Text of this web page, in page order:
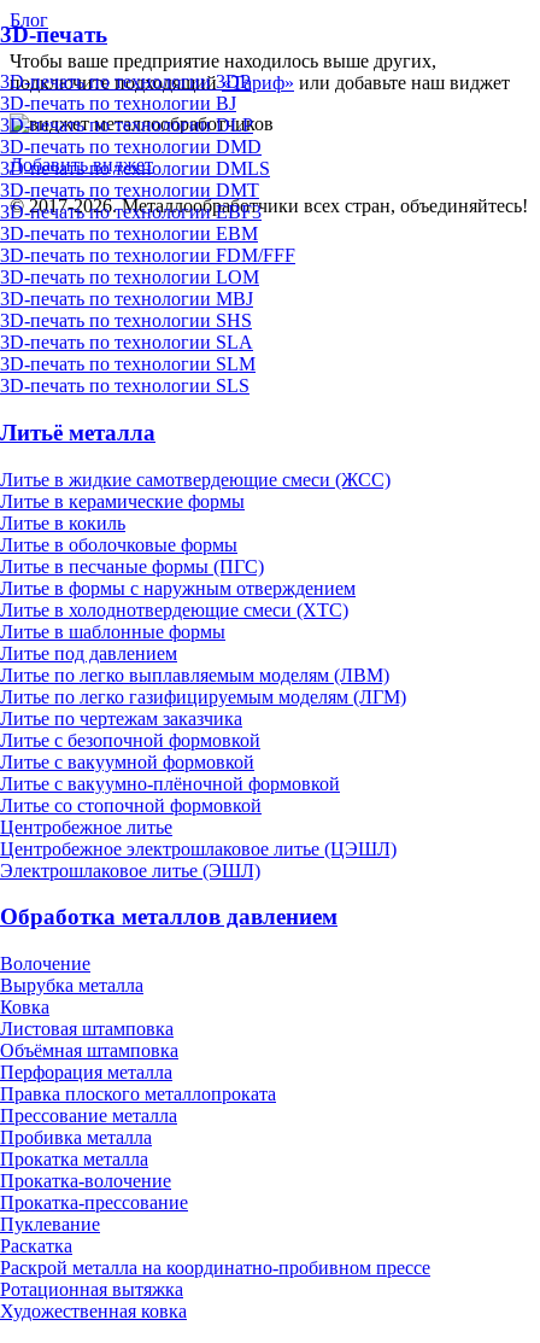
3D-печать
3D-печать по технологии 3DP
3D-печать по технологии BJ
3D-печать по технологии DLP
3D-печать по технологии DMD
3D-печать по технологии DMLS
3D-печать по технологии DMT
3D-печать по технологии EBF3
3D-печать по технологии EBM
3D-печать по технологии FDM/FFF
3D-печать по технологии LOM
3D-печать по технологии MBJ
3D-печать по технологии SHS
3D-печать по технологии SLA
3D-печать по технологии SLM
3D-печать по технологии SLS
Литьё металла
Литье в жидкие самотвердеющие смеси (ЖСС)
Литье в керамические формы
Литье в кокиль
Литье в оболочковые формы
Литье в песчаные формы (ПГС)
Литье в формы с наружным отверждением
Литье в холоднотвердеющие смеси (ХТС)
Литье в шаблонные формы
Литье под давлением
Литье по легко выплавляемым моделям (ЛВМ)
Литье по легко газифицируемым моделям (ЛГМ)
Литье по чертежам заказчика
Литье с безопочной формовкой
Литье с вакуумной формовкой
Литье с вакуумно-плёночной формовкой
Литье со стопочной формовкой
Центробежное литье
Центробежное электрошлаковое литье (ЦЭШЛ)
Электрошлаковое литье (ЭШЛ)
Обработка металлов давлением
Волочение
Вырубка металла
Ковка
Листовая штамповка
Объёмная штамповка
Перфорация металла
Правка плоского металлопроката
Прессование металла
Пробивка металла
Прокатка металла
Прокатка-волочение
Прокатка-прессование
Пуклевание
Раскатка
Раскрой металла на координатно-пробивном прессе
Ротационная вытяжка
Художественная ковка
Блог
Чтобы ваше предприятие находилось выше других,
подключите подходящий«Тариф» или добавьте наш виджет
Добавить виджет
© 2017-2026. Металлообработчики всех стран, объединяйтесь!